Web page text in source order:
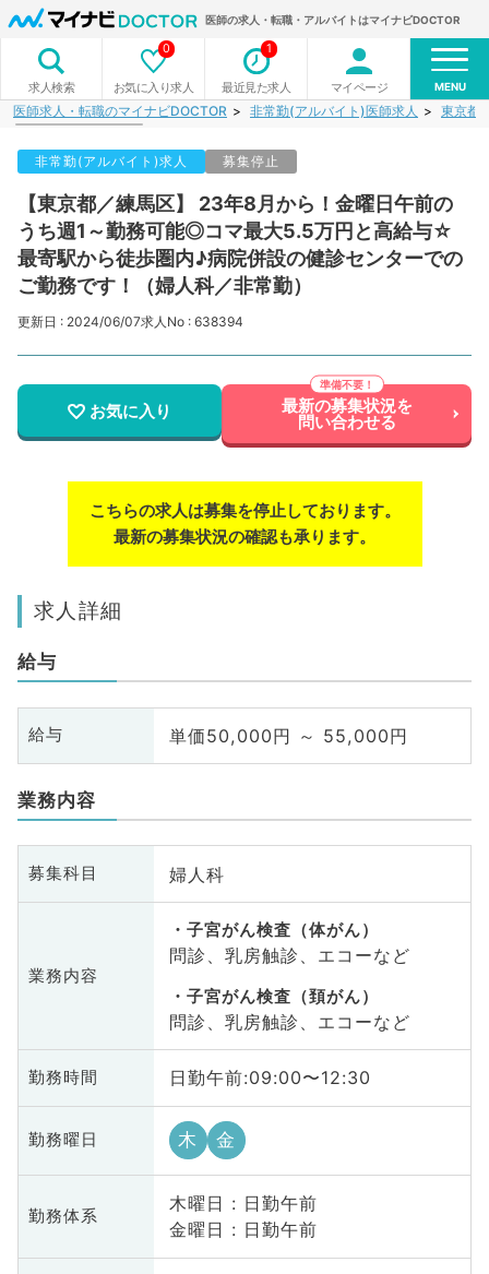
医師の求人・転職・アルバイトはマイナビDOCTOR
求人検索 お気に入り求人
0
最近見た求人
1
マイページ MENU
医師求人・転職のマイナビDOCTOR 非常勤(アルバイト)医師求人 東京都
非常勤(アルバイト)求人 募集停止
【東京都／練馬区】 23年8月から！金曜日午前の
うち週1～勤務可能◎コマ最大5.5万円と高給与☆
最寄駅から徒歩圏内♪病院併設の健診センターでの
ご勤務です！（婦人科／非常勤）
更新日 : 2024/06/07求人No : 638394
お気に入り 最新の募集状況を
問い合わせる
こちらの求人は募集を停止しております。
最新の募集状況の確認も承ります。
求人詳細
給与
給与 単価50,000円 ～ 55,000円
業務内容
募集科目 婦人科
業務内容
子宮がん検査（体がん）
問診、乳房触診、エコーなど
子宮がん検査（頚がん）
問診、乳房触診、エコーなど
勤務時間 日勤午前:09:00〜12:30
勤務曜日 木 金
勤務体系
木曜日 : 日勤午前
金曜日 : 日勤午前